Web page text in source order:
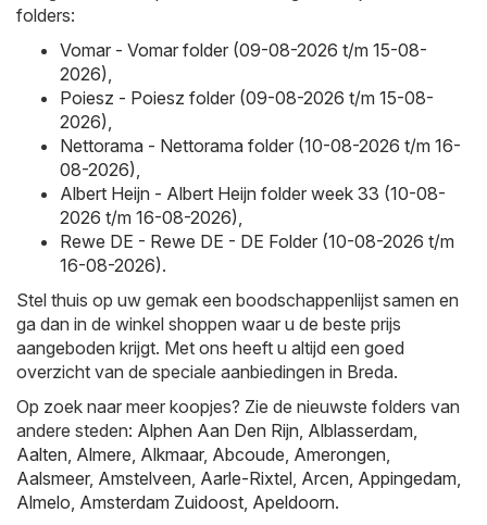
folders:
Vomar - Vomar folder (09-08-2026 t/m 15-08-
2026),
Poiesz - Poiesz folder (09-08-2026 t/m 15-08-
2026),
Nettorama - Nettorama folder (10-08-2026 t/m 16-
08-2026),
Albert Heijn - Albert Heijn folder week 33 (10-08-
2026 t/m 16-08-2026),
Rewe DE - Rewe DE - DE Folder (10-08-2026 t/m
16-08-2026).
Stel thuis op uw gemak een boodschappenlijst samen en
ga dan in de winkel shoppen waar u de beste prijs
aangeboden krijgt. Met ons heeft u altijd een goed
overzicht van de speciale aanbiedingen in Breda.
Op zoek naar meer koopjes? Zie de nieuwste folders van
andere steden: Alphen Aan Den Rijn, Alblasserdam,
Aalten, Almere, Alkmaar, Abcoude, Amerongen,
Aalsmeer, Amstelveen, Aarle-Rixtel, Arcen, Appingedam,
Almelo, Amsterdam Zuidoost, Apeldoorn.